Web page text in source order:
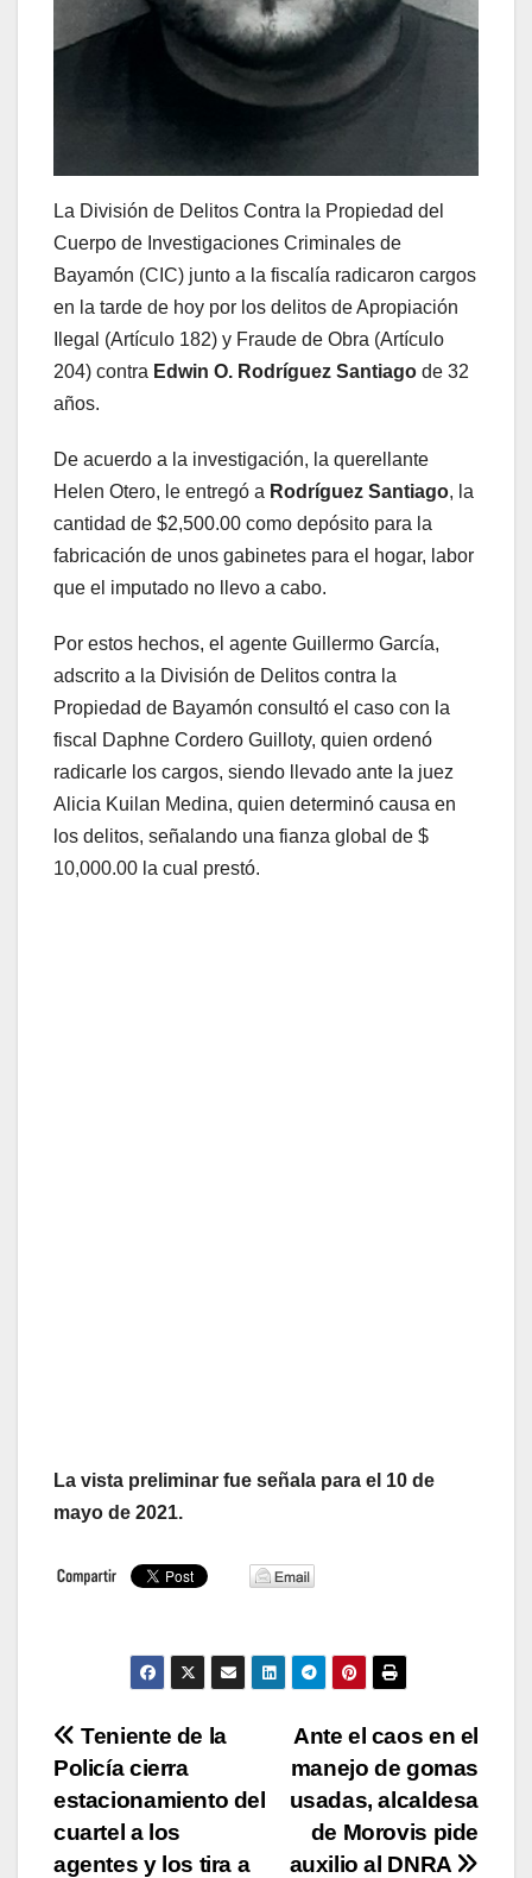
La División de Delitos Contra la Propiedad del
Cuerpo de Investigaciones Criminales de
Bayamón (CIC) junto a la fiscalía radicaron cargos
en la tarde de hoy por los delitos de Apropiación
Ilegal (Artículo 182) y Fraude de Obra (Artículo
204) contra Edwin O. Rodríguez Santiago de 32
años.
De acuerdo a la investigación, la querellante
Helen Otero, le entregó a Rodríguez Santiago, la
cantidad de $2,500.00 como depósito para la
fabricación de unos gabinetes para el hogar, labor
que el imputado no llevo a cabo.
Por estos hechos, el agente Guillermo García,
adscrito a la División de Delitos contra la
Propiedad de Bayamón consultó el caso con la
fiscal Daphne Cordero Guilloty, quien ordenó
radicarle los cargos, siendo llevado ante la juez
Alicia Kuilan Medina, quien determinó causa en
los delitos, señalando una fianza global de $
10,000.00 la cual prestó.
La vista preliminar fue señala para el 10 de
mayo de 2021.
Navegación
de
entradas
Ante el caos en el
manejo de gomas
usadas, alcaldesa
de Morovis pide
auxilio al DNRA
Teniente de la
Policía cierra
estacionamiento del
cuartel a los
agentes y los tira a